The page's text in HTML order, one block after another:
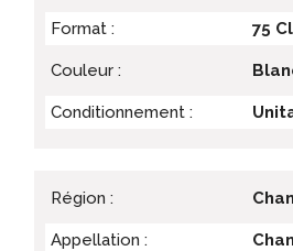
Format : 75
Couleur :
Conditionnement :
Région :
Appellation :